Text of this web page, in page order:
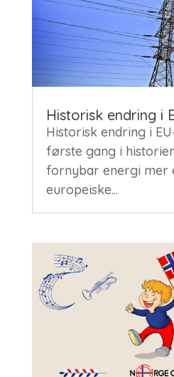
Historisk endring i
Historisk endring i
første gang i
fornybar energi mer
europeiske...